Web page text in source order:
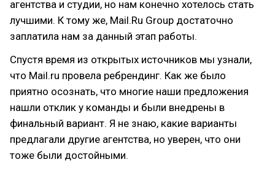
агентства и студии, но нам конечно хотелось стать
лучшими. К тому же, Mail.Ru Group достаточно
заплатила нам за данный этап работы.
Спустя время из открытых источников мы узнали,
что Mail.ru провела ребрендинг. Как же было
приятно осознать, что многие наши предложения
нашли отклик у команды и были внедрены в
финальный вариант. Я не знаю, какие варианты
предлагали другие агентства, но уверен, что они
тоже были достойными.